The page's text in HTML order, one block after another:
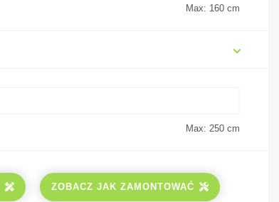
Max: 160 cm
Max: 250 cm
ZOBACZ JAK ZAMONTOWAĆ